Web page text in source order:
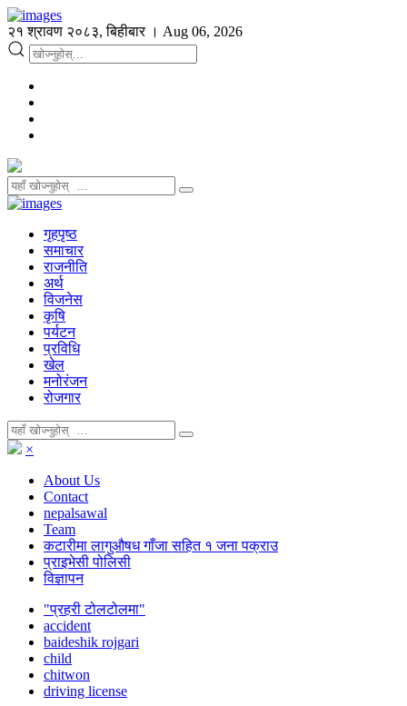
२१ श्रावण २०८३, बिहीबार । Aug 06, 2026
गृहपृष्ठ
समाचार
राजनीति
अर्थ
विजनेस
कृषि
पर्यटन
प्रविधि
खेल
मनोरंजन
रोजगार
×
About Us
Contact
nepalsawal
Team
कटारीमा लागुऔषध गाँजा सहित १ जना पक्राउ
प्राइभेसी पोलिसी
विज्ञापन
"प्रहरी टोलटोलमा"
accident
baideshik rojgari
child
chitwon
driving license